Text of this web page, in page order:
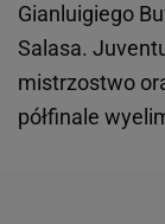
Gianluigiego
Salasa.
mistrzostwo
półfinale